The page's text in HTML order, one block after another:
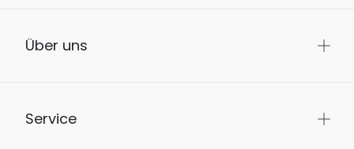
Über uns
Service